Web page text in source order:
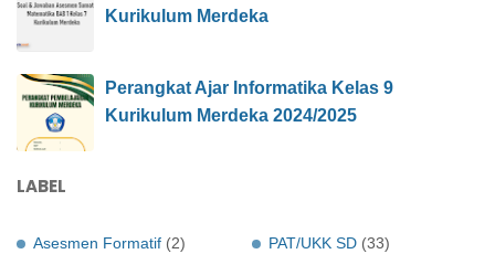
Kurikulum Merdeka
Perangkat Ajar Informatika Kelas 9
Kurikulum Merdeka 2024/2025
LABEL
Asesmen Formatif (2)
PAT/UKK SD (33)